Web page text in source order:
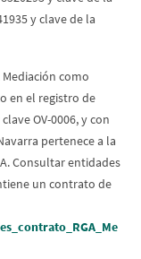
y clave de la
Mediación como
en el registro de
OV-0006, y con
pertenece a la
Consultar entidades
un contrato de